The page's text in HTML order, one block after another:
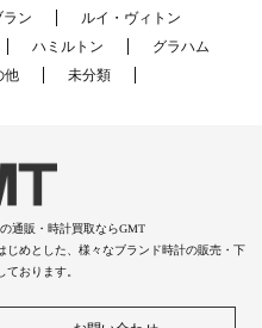
ラン
ルイ・ヴィトン
ハミルトン
グラハム
他 未分類
通販・時計買取ならGMT
じめとした、様々なブランド時計の販売・下
ております。